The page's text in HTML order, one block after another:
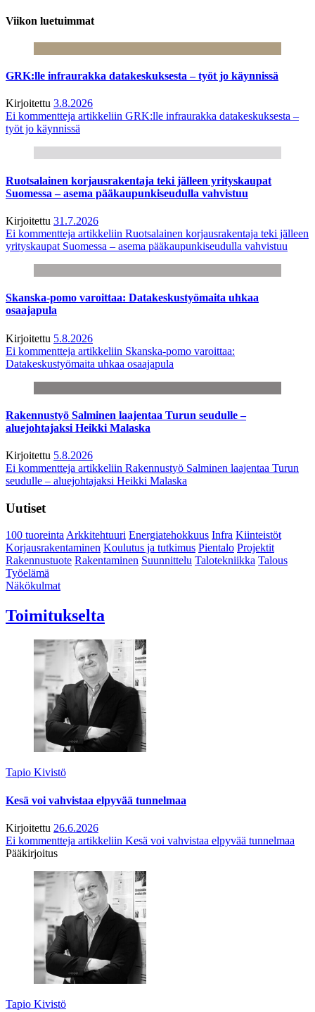
Viikon luetuimmat
GRK:lle infraurakka datakeskuksesta – työt jo käynnissä
Kirjoitettu 3.8.2026
Ei kommentteja artikkeliin GRK:lle infraurakka datakeskuksesta –
työt jo käynnissä
Ruotsalainen korjausrakentaja teki jälleen yrityskaupat
Suomessa – asema pääkaupunkiseudulla vahvistuu
Kirjoitettu 31.7.2026
Ei kommentteja artikkeliin Ruotsalainen korjausrakentaja teki jälleen
yrityskaupat Suomessa – asema pääkaupunkiseudulla vahvistuu
Skanska-pomo varoittaa: Datakeskustyömaita uhkaa
osaajapula
Kirjoitettu 5.8.2026
Ei kommentteja artikkeliin Skanska-pomo varoittaa:
Datakeskustyömaita uhkaa osaajapula
Rakennustyö Salminen laajentaa Turun seudulle –
aluejohtajaksi Heikki Malaska
Kirjoitettu 5.8.2026
Ei kommentteja artikkeliin Rakennustyö Salminen laajentaa Turun
seudulle – aluejohtajaksi Heikki Malaska
Uutiset
100 tuoreintaArkkitehtuuri Energiatehokkuus Infra Kiinteistöt
Korjausrakentaminen Koulutus ja tutkimus Pientalo Projektit
Rakennustuote Rakentaminen Suunnittelu Talotekniikka Talous
Työelämä
Näkökulmat
Toimitukselta
Tapio Kivistö
Kesä voi vahvistaa elpyvää tunnelmaa
Kirjoitettu 26.6.2026
Ei kommentteja artikkeliin Kesä voi vahvistaa elpyvää tunnelmaa
Pääkirjoitus
Tapio Kivistö